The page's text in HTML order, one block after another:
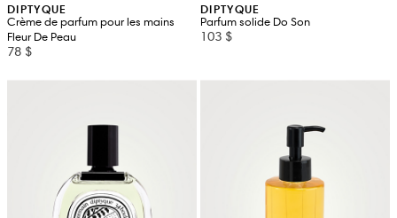
DIPTYQUE
Crème de parfum pour les mains
Fleur De Peau
78 $
DIPTYQUE
Parfum solide Do Son
103 $